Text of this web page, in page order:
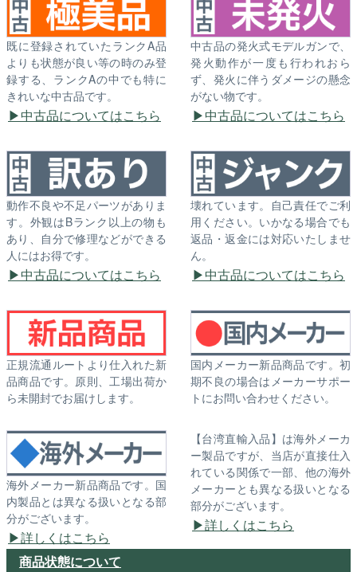
既に登録されていたランクA品
よりも状態が良い等の時のみ登
録する、ランクAの中でも特に
きれいな中古品です。
中古品についてはこちら
中古品の発火式モデルガンで、
発火動作が一度も行われおら
ず、発火に伴うダメージの懸念
がない物です。
中古品についてはこちら
動作不良や不足パーツがありま
す。外観はBランク以上の物も
あり、自分で修理などができる
人にはお得です。
中古品についてはこちら
壊れています。自己責任でご利
用ください。いかなる場合でも
返品・返金には対応いたしませ
ん。
中古品についてはこちら
正規流通ルートより仕入れた新
品商品です。原則、工場出荷か
ら未開封でお届けします。
国内メーカー新品商品です。初
期不良の場合はメーカーサポー
トにお問い合わせください。
海外メーカー新品商品です。国
内製品とは異なる扱いとなる部
分がございます。
詳しくはこちら
【台湾直輸入品】は海外メーカ
ー製品ですが、当店が直接仕入
れている関係で一部、他の海外
メーカーとも異なる扱いとなる
部分がございます。
詳しくはこちら
商品状態について